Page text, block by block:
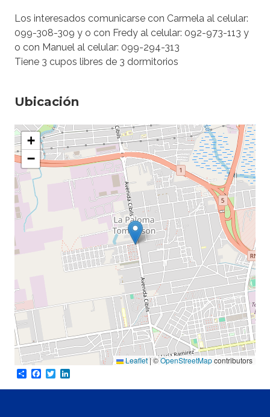
Los interesados comunicarse con Carmela al celular:
099-308-309 y o con Fredy al celular: 092-973-113 y
o con Manuel al celular: 099-294-313
Tiene 3 cupos libres de 3 dormitorios
Ubicación
+
−
Leaflet|©OpenStreetMapcontributors
ShareFacebook
Twitter